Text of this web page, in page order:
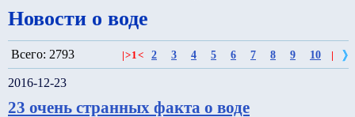
Новости о воде
Всего: 2793 >1< 2 3 4 5 6 7 8 9 10
2016-12-23
23 очень странных факта о воде